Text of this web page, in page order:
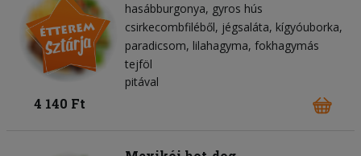
hasábburgonya gyros hús
csirkecombfiléből jégsaláta kígyóuborka
paradicsom lilahagyma fokhagymás
tejföl
pitával
4 140 Ft